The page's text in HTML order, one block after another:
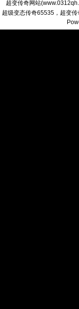
超变传奇网站(
超级变态传奇65535，超变